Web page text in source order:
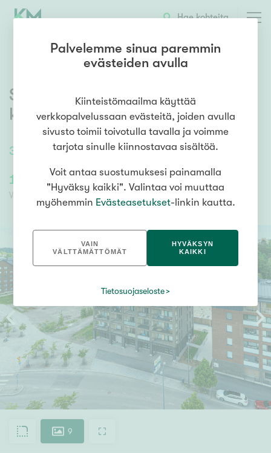
Hae kohteita
31,5 /31,5m² 2h+kt+parveke
Segersveninkatu 8,Espoon
keskus,Espoo
135 000,00 €
Velaton hinta
15 134,76 €
9
Palvelemme sinua paremmin
evästeiden avulla
Kiinteistömaailma käyttää
verkkopalvelussaan evästeitä, joiden avulla
sivusto toimii toivotulla tavalla ja voimme
tarjota sinulle kiinnostavaa sisältöä.
Voit antaa suostumuksesi painamalla
"Hyväksy kaikki". Valintaa voi muuttaa
myöhemmin Evästeasetukset-linkin kautta.
VAIN
VÄLTTÄMÄTTÖMÄT
HYVÄKSYN
KAIKKI
Tietosuojaseloste